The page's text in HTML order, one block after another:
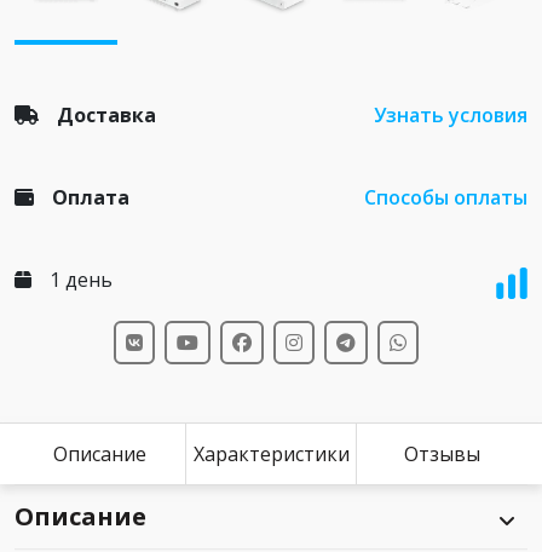
Доставка Узнать условия
Оплата Способы оплаты
1 день
Описание Характеристики Отзывы
Описание